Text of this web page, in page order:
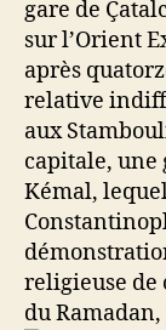
gare de
sur l’Orient
après
relative
aux
capitale, une
Kémal,
religieuse de
du